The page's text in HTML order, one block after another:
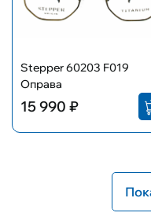
Stepper 60203 F019
Оправа
15 990 ₽